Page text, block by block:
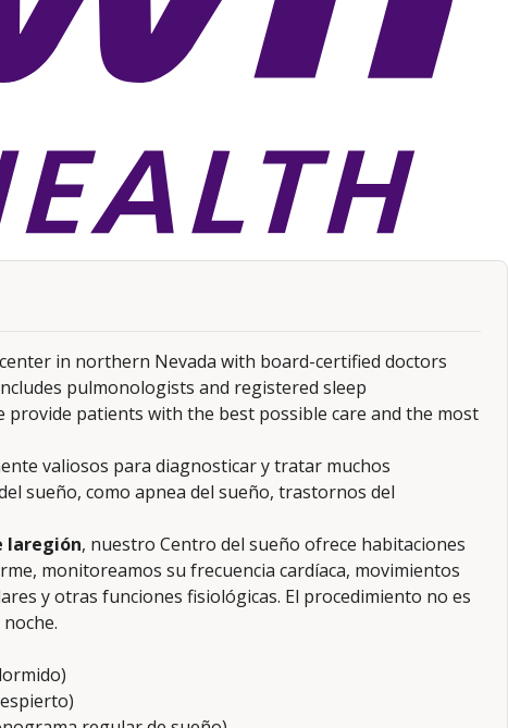
in northern Nevada with board-certified doctors
pulmonologists and registered sleep
patients with the best possible care and the most
valiosos para diagnosticar y tratar muchos
sueño, como apnea del sueño, trastornos del
laregión, nuestro Centro del sueño ofrece habitaciones
monitoreamos su frecuencia cardíaca, movimientos
y otras funciones fisiológicas. El procedimiento no es